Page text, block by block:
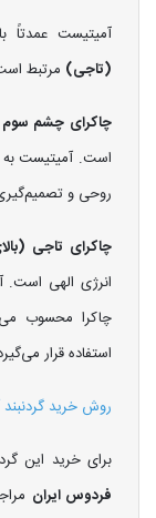
آمیتیست عمدتاً با
(تاجی) مرتبط
چاکرای چشم سوم
است. آمیتیست به
روحی و
چاکرای تاجی
انرژی الهی
چاکرا محسوب
استفاده قرار
روش خرید
برای خرید این
فردوس ایران